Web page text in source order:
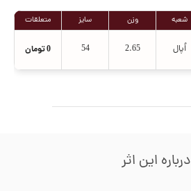
شعبه وزن سایز متعلقات
اُپال 2.65
54
0تومان
درباره این اثر